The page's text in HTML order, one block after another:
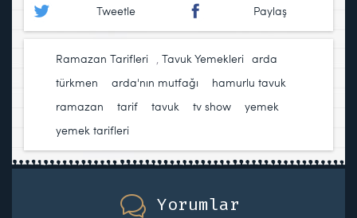
Tweetle Paylaş
Ramazan Tarifleri , Tavuk Yemekleri arda
türkmen
arda'nın mutfağı hamurlu tavuk
ramazan
tarif tavuk tv show yemek
yemek tarifleri
Yorumlar